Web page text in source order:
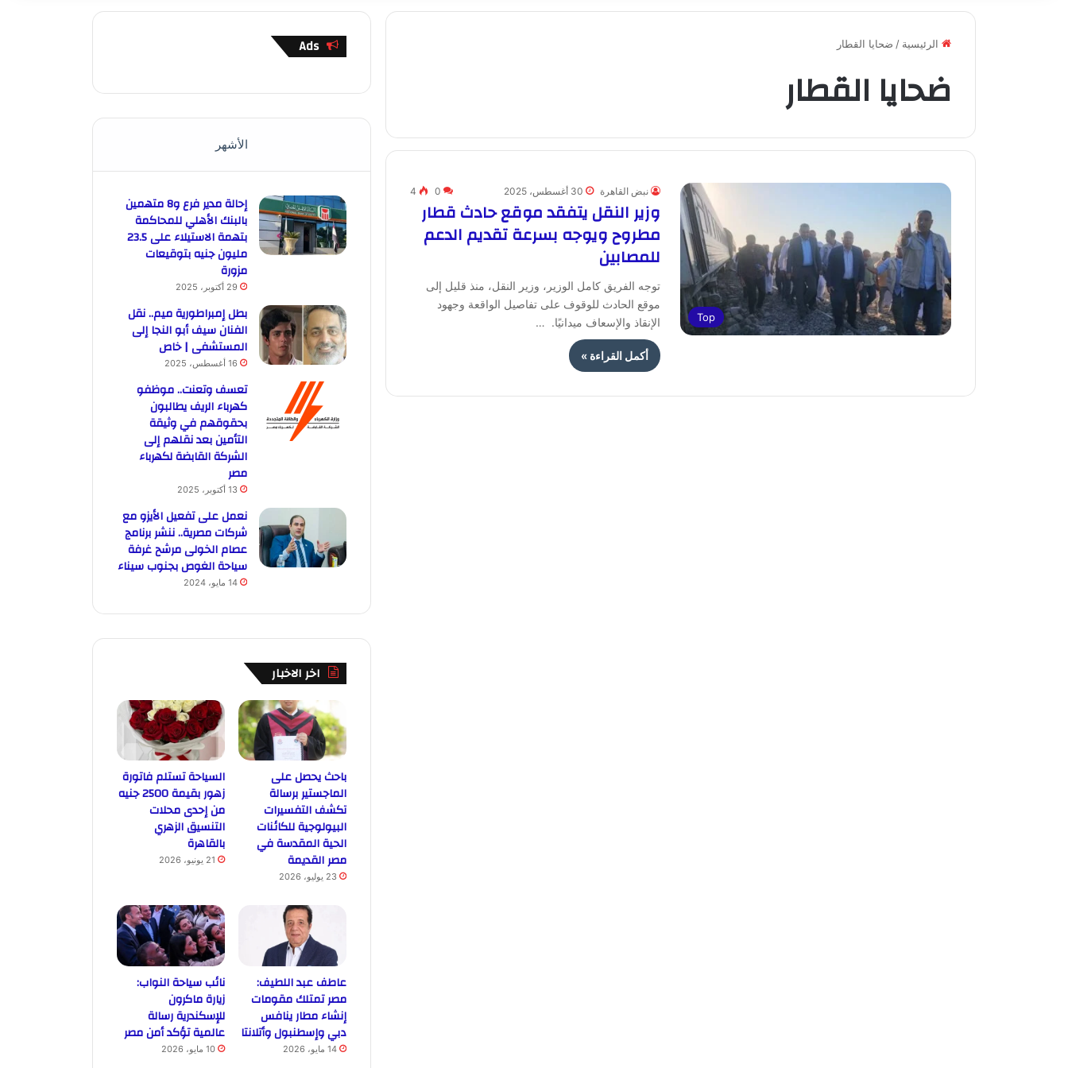
الرئيسية / ضحايا القطار
ضحايا القطار
Top
نبض القاهرة 30 أغسطس، 2025 0
4
وزير النقل يتفقد موقع حادث قطار
مطروح ويوجه بسرعة تقديم الدعم
للمصابين
توجه الفريق كامل الوزير، وزير النقل، منذ قليل إلى
موقع الحادث للوقوف على تفاصيل الواقعة وجهود
الإنقاذ والإسعاف ميدانيًا. …
أكمل القراءة »
Ads
الأشهر
إحالة مدير فرع و8 متهمين
بالبنك الأهلي للمحاكمة
بتهمة الاستيلاء على 23.5
مليون جنيه بتوقيعات
مزورة
29 أكتوبر، 2025
بطل إمبراطورية ميم.. نقل
الفنان سيف أبو النجا إلى
المستشفى | خاص
16 أغسطس، 2025
تعسف وتعنت.. موظفو
كهرباء الريف يطالبون
بحقوقهم في وثيقة
التأمين بعد نقلهم إلى
الشركة القابضة لكهرباء
مصر
13 أكتوبر، 2025
نعمل على تفعيل الأيزو مع
شركات مصرية.. ننشر برنامج
عصام الخولى مرشح غرفة
سياحة الغوص بجنوب سيناء
14 مايو، 2024
اخر الاخبار
باحث يحصل على
الماجستير برسالة
تكشف التفسيرات
البيولوجية للكائنات
الحية المقدسة في
مصر القديمة
23 يوليو، 2026
السياحة تستلم فاتورة
زهور بقيمة 2500 جنيه
من إحدى محلات
التنسيق الزهري
بالقاهرة
21 يونيو، 2026
عاطف عبد اللطيف:
مصر تمتلك مقومات
إنشاء مطار ينافس
دبي وإسطنبول وأتلانتا
14 مايو، 2026
نائب سياحة النواب:
زيارة ماكرون
للإسكندرية رسالة
عالمية تؤكد أمن مصر
10 مايو، 2026